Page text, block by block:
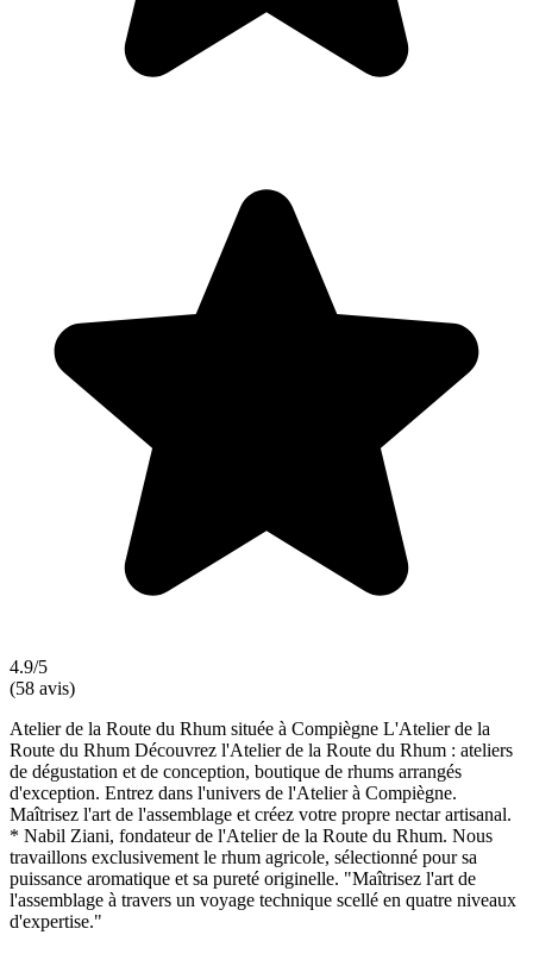
4.9/5
(58 avis)
Atelier de la Route du Rhum située à Compiègne L'Atelier de la
Route du Rhum Découvrez l'Atelier de la Route du Rhum : ateliers
de dégustation et de conception, boutique de rhums arrangés
d'exception. Entrez dans l'univers de l'Atelier à Compiègne.
Maîtrisez l'art de l'assemblage et créez votre propre nectar artisanal.
* Nabil Ziani, fondateur de l'Atelier de la Route du Rhum. Nous
travaillons exclusivement le rhum agricole, sélectionné pour sa
puissance aromatique et sa pureté originelle. "Maîtrisez l'art de
l'assemblage à travers un voyage technique scellé en quatre niveaux
d'expertise."